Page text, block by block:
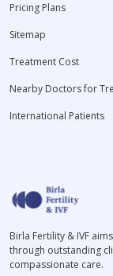
Pricing Plans
Sitemap
Treatment Cost
Nearby Doctors for
International Patients
Birla Fertility & IVF
through outstanding
compassionate care.